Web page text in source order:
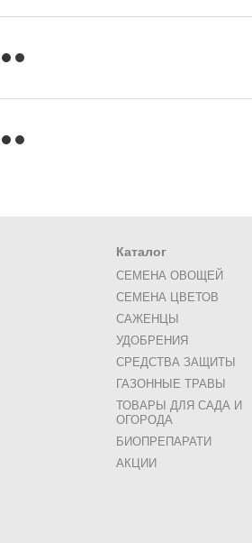
Каталог
СЕМЕНА ОВОЩЕЙ
СЕМЕНА ЦВЕТОВ
САЖЕНЦЫ
УДОБРЕНИЯ
СРЕДСТВА ЗАЩИТЫ
ГАЗОННЫЕ ТРАВЫ
ТОВАРЫ ДЛЯ САДА И
ОГОРОДА
БИОПРЕПАРАТИ
АКЦИИ